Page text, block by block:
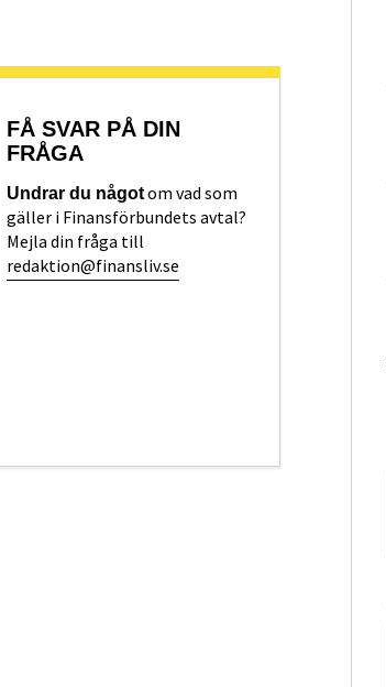
FÅ SVAR PÅ DIN
FRÅGA
Undrar du någotom vad som
gäller i Finansförbundets avtal?
Mejla din fråga till
redaktion@finansliv.se